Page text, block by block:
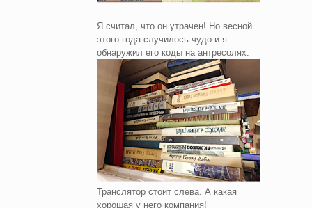
Я считал, что он утрачен! Но весной
этого года случилось чудо и я
обнаружил его коды на антресолях:
Транслятор стоит слева. А какая
хорошая у него компания!